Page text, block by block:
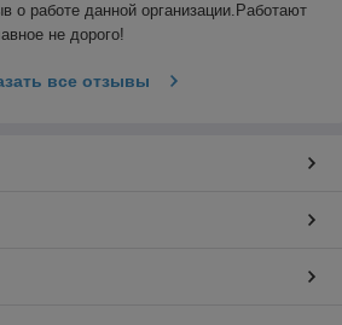
о работе данной организации.Работают
не дорого!
все отзывы